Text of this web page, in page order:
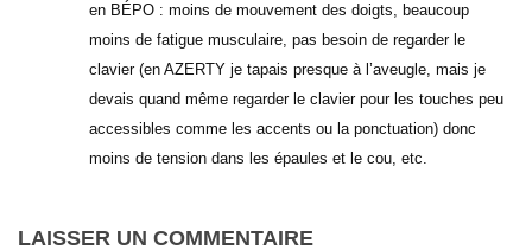
en BÉPO : moins de mouvement des doigts, beaucoup
moins de fatigue musculaire, pas besoin de regarder le
clavier (en AZERTY je tapais presque à l’aveugle, mais je
devais quand même regarder le clavier pour les touches peu
accessibles comme les accents ou la ponctuation) donc
moins de tension dans les épaules et le cou, etc.
LAISSER UN COMMENTAIRE